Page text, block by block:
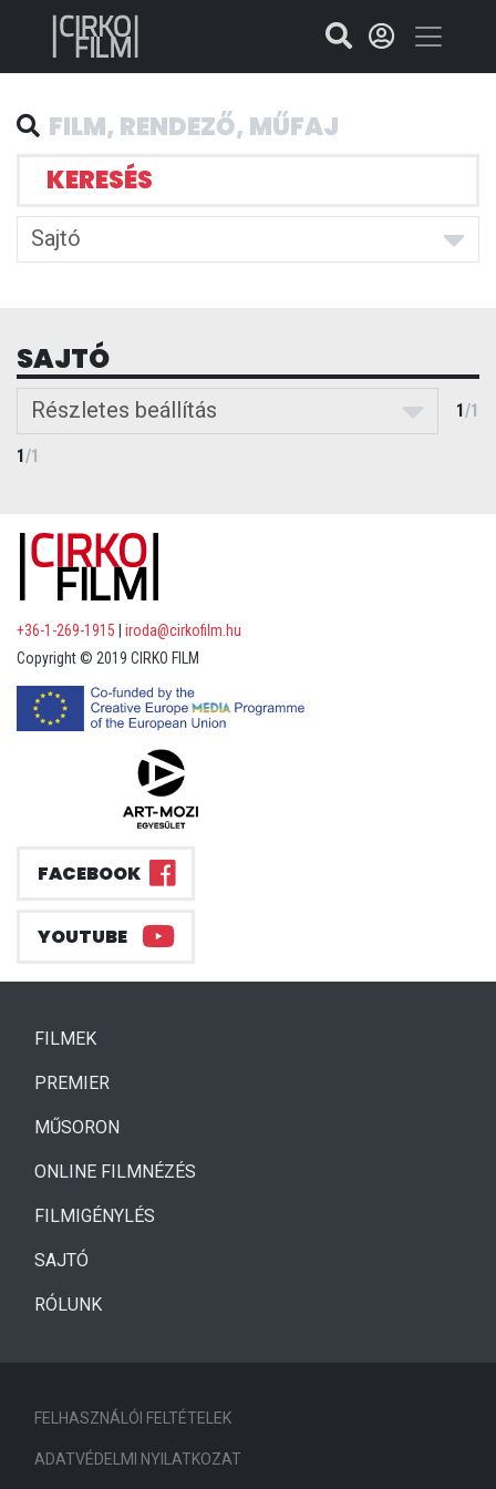
KERESÉS
Sajtó
SAJTÓ
Részletes beállítás 1/1
1/1
+36-1-269-1915
iroda@cirkofilm.hu
Copyright © 2019 CIRKO FILM
FACEBOOK
YOUTUBE
FILMEK(CURRENT)
PREMIER
MŰSORON
ONLINE FILMNÉZÉS
FILMIGÉNYLÉS
SAJTÓ
RÓLUNK
FELHASZNÁLÓI FELTÉTELEK
ADATVÉDELMI NYILATKOZAT